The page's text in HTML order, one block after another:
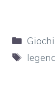
Tag